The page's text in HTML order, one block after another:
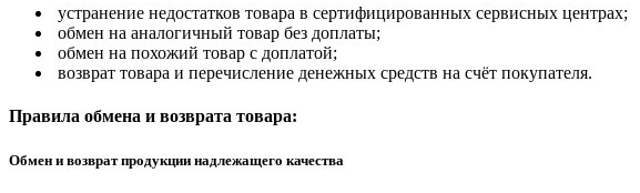
устранение недостатков товара в сертифицированных сервисных центрах;
обмен на аналогичный товар без доплаты;
обмен на похожий товар с доплатой;
возврат товара и перечисление денежных средств на счёт покупателя.
Правила обмена и возврата товара:
Обмен и возврат продукции надлежащего качества